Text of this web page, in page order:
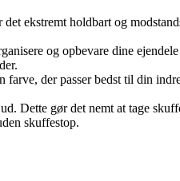
ekstremt holdbart og
og opbevare dine
der passer bedst til din
Dette gør det nemt at tage
skuffestop.